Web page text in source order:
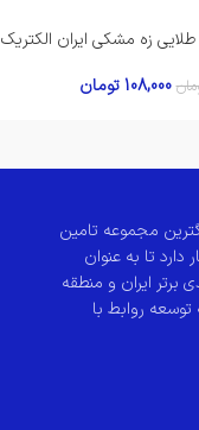
زه مشکی ایران الکتریک
108,000 تومان
مجموعه تامین
دارد تا به عنوان
برتر ایران و منطقه
روابط با